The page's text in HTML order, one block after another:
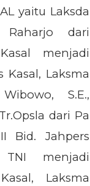
yaitu Laksda
dari
menjadi
Kasal, Laksma
S.E.,
dari Pa
Bid. Jahpers
TNI menjadi
Laksma